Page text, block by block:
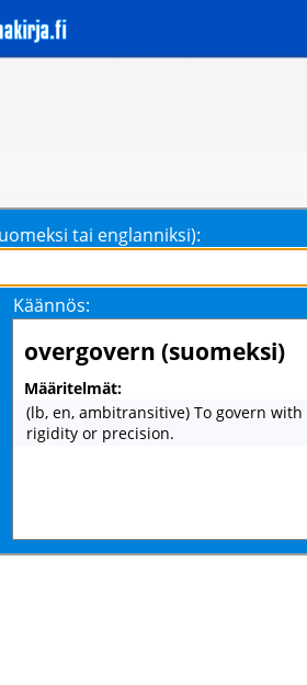
tai englanniksi):
Käännös:
overgovern (suomeksi)
Määritelmät:
(lb, en, ambitransitive) To govern
rigidity or precision.